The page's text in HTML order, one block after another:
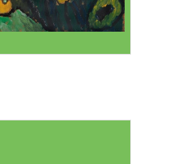
Gabriele Munter Landschaft mit Sonnenblumen 1910